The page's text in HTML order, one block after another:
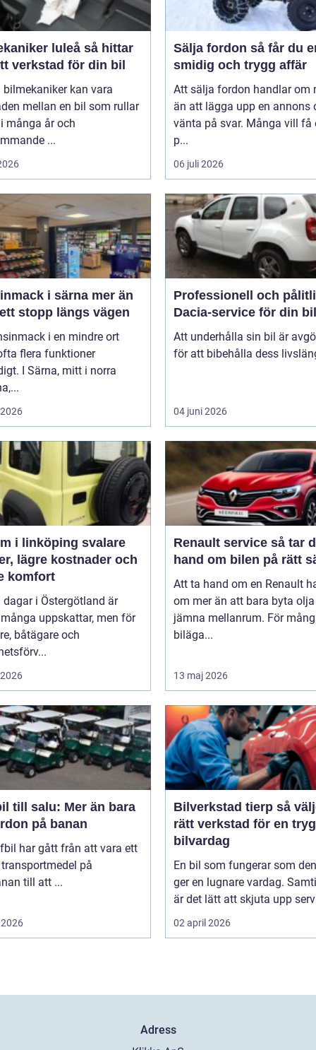
luleå så hittar
verkstad för din bil
bilmekaniker kan vara
mellan en bil som rullar
många år och
...
Sälja fordon så får du en
smidig och trygg affär
Att sälja fordon handlar om
än att lägga upp en annons
vänta på svar. Många vill få
p...
06 juli 2026
i särna mer än
stopp längs vägen
i en mindre ort
flera funktioner
I Särna, mitt i norra
Professionell och
Dacia-service för din bil
Att underhålla sin bil är
för att bibehålla dess
04 juni 2026
linköping svalare
lägre kostnader och
komfort
dagar i Östergötland är
uppskattar, men för
båtägare och
Renault service så tar du
hand om bilen på rätt
Att ta hand om en Renault
om mer än att bara byta
jämna mellanrum. För
biläga...
13 maj 2026
till salu: Mer än bara
på banan
har gått från att vara ett
på
till att ...
Bilverkstad tierp så väljer du
rätt verkstad för en
bilvardag
En bil som fungerar som
ger en lugnare vardag.
är det lätt att skjuta upp
02 april 2026
Adress